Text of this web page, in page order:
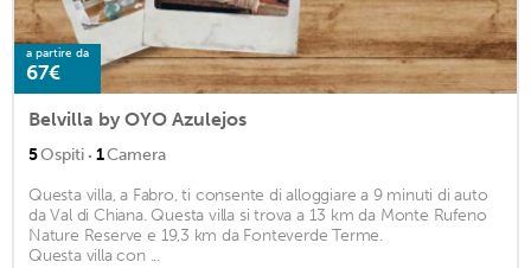
a partire da
67€
Belvilla by OYO Azulejos
5Ospiti · 1Camera
Questa villa, a Fabro, ti consente di alloggiare a 9 minuti di auto
da Val di Chiana. Questa villa si trova a 13 km da Monte Rufeno
Nature Reserve e 19,3 km da Fonteverde Terme.
Questa villa con ...